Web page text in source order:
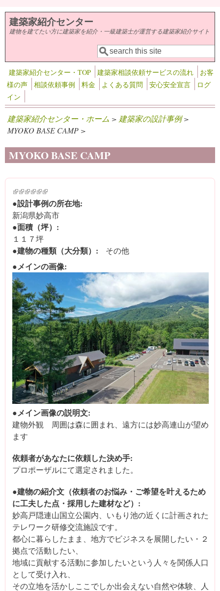
メインコンテンツに移動
建築家紹介センター
建物を建てたい方に建築家を紹介・一級建築士が運営する建築家紹介サイト
検索フォーム
検索
建築家紹介センター・TOP 建築家相談依頼サービスの流れ
お客
様の声
相談依頼事例 料金 よくある質問 安心安全宣言
ログ
イン
建築家紹介センター・ホーム > 建築家の設計事例>
MYOKO BASE CAMP >
MYOKO BASE CAMP
(link is external)
(link is external)
(link is external)
(link is external)
(link is external)
(link is external)
●設計事例の所在地:
新潟県妙高市
●面積（坪）:
１１７坪
●建物の種類（大分類）: その他
●メインの画像:
●メイン画像の説明文:
建物外観 周囲は森に囲まれ、遠方には妙高連山が望め
ます
依頼者があなたに依頼した決め手:
プロポーザルにて選定されました。
●建物の紹介文（依頼者のお悩み・ご希望を叶えるため
に工夫した点・採用した建材など）:
妙高戸隠連山国立公園内、いもり池の近くに計画された
テレワーク研修交流施設です。
都心に暮らしたまま、地方でビジネスを展開したい・２
拠点で活動したい、
地域に貢献する活動に参加したいという人々を関係人口
として受け入れ、
その立地を活かしここでしか出会えない自然や体験、人